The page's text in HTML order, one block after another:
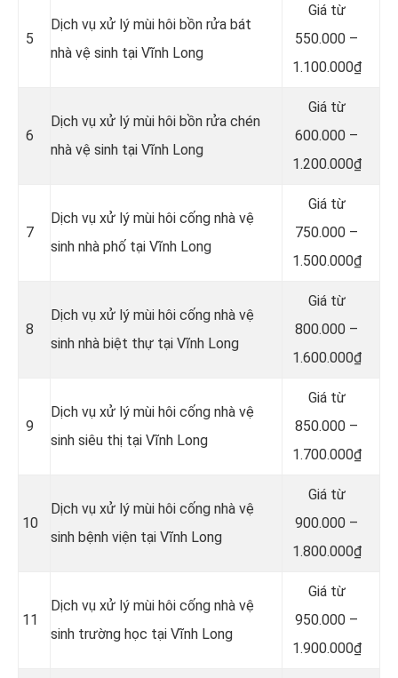
5
Dịch vụ xử lý mùi hôi bồn rửa bát
nhà vệ sinh tại Vĩnh Long
Giá từ
550.000 –
1.100.000₫
6
Dịch vụ xử lý mùi hôi bồn rửa chén
nhà vệ sinh tại Vĩnh Long
Giá từ
600.000 –
1.200.000₫
7
Dịch vụ xử lý mùi hôi cống nhà vệ
sinh nhà phố tại Vĩnh Long
Giá từ
750.000 –
1.500.000₫
8
Dịch vụ xử lý mùi hôi cống nhà vệ
sinh nhà biệt thự tại Vĩnh Long
Giá từ
800.000 –
1.600.000₫
9
Dịch vụ xử lý mùi hôi cống nhà vệ
sinh siêu thị tại Vĩnh Long
Giá từ
850.000 –
1.700.000₫
10
Dịch vụ xử lý mùi hôi cống nhà vệ
sinh bệnh viện tại Vĩnh Long
Giá từ
900.000 –
1.800.000₫
11
Dịch vụ xử lý mùi hôi cống nhà vệ
sinh trường học tại Vĩnh Long
Giá từ
950.000 –
1.900.000₫